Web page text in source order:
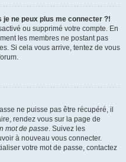
ne peux plus me connecter ?!
ou supprimé votre compte. En
les membres ne postant pas
Si cela vous arrive, tentez de vous
ne puisse pas être récupéré, il
rendez vous sur la page de
mot de passe. Suivez les
à nouveau vous connecter.
votre mot de passe, contactez